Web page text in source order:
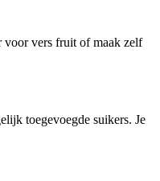
voor vers fruit of maak zelf
toegevoegde suikers. Je